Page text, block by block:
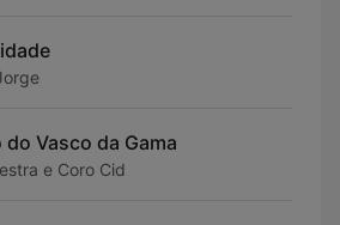
do Vasco da Gama
e Coro Cid